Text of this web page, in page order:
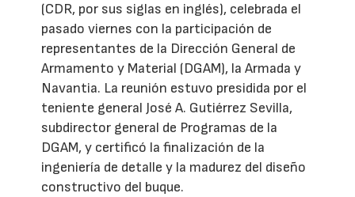
(CDR, por sus siglas en inglés), celebrada el
pasado viernes con la participación de
representantes de la Dirección General de
Armamento y Material (DGAM), la Armada y
Navantia. La reunión estuvo presidida por el
teniente general José A. Gutiérrez Sevilla,
subdirector general de Programas de la
DGAM, y certificó la finalización de la
ingeniería de detalle y la madurez del diseño
constructivo del buque.